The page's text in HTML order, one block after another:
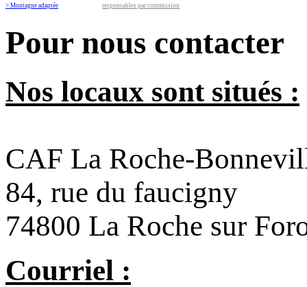
> Montagne adaptée
responsables par commission
Pour nous contacter
Nos locaux sont situés :
CAF La Roche-
84, rue du faucigny
74800 La Roche sur
Courriel :